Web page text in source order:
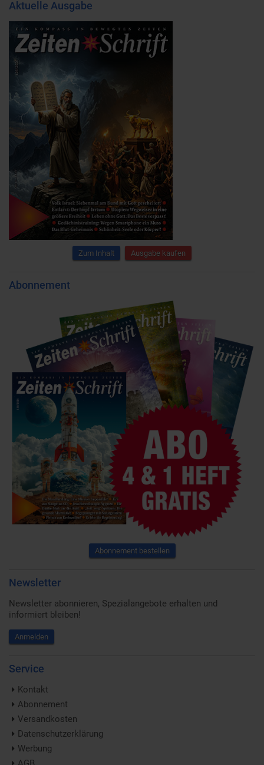
Aktuelle Ausgabe
Zum Inhalt Ausgabe kaufen
Abonnement
Abonnement bestellen
Newsletter
Newsletter abonnieren, Spezialangebote erhalten und
informiert bleiben!
Anmelden
Service
Kontakt
Abonnement
Versandkosten
Datenschutzerklärung
Werbung